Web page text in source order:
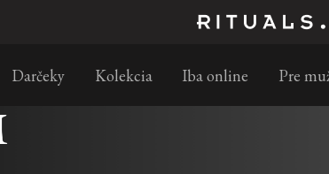
Doprava zadarmo od 35 €
Darčeky Kolekcia Iba online Pre